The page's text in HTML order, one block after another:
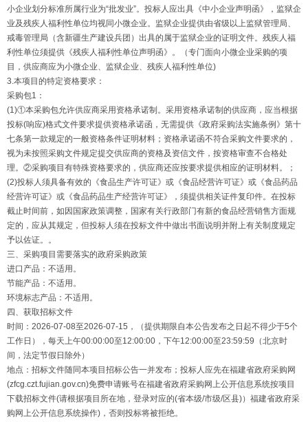
小企业划分标准所属行业为“批发业”。投标人应出具《中小企业声明函》，监狱企
业及残疾人福利性单位均视同小微企业。监狱企业提供由省级以上监狱管理局、
戒毒管理局（含新疆生产建设兵团）出具的属于监狱企业的证明文件。残疾人福
利性单位须提供《残疾人福利性单位声明函》。（专门面向小微企业采购的项
目，供应商应为小微企业、监狱企业、残疾人福利性单位)
3.本项目的特定资格要求：
采购包1：
(1)①本采购包允许供应商采用资格承诺制。采用资格承诺制的供应商，应当根据
投标(响应)格式文件要求提供资格承诺函，无需提供《政府采购法实施条例》第十
七条第一款规定的一般资格条件证明材料；资格承诺函不符合采购文件要求的，
视为未按照采购文件规定提交供应商的资格及资信文件，按资格审查不合格处
理。②采购项目有特殊资格要求的，供应商还应按要求提供相应的证明材料。；
(2)投标人须具备有效的《食品生产许可证》或《食品经营许可证》或《食品药品
经营许可证》或《食品药品生产经营许可证》，须提供相关证件复印件。在投标
截止时间前，如因国家政策调整，国家有关行政部门有新的食品经营销售方面规
定的，应从其规定，但投标人须在投标文件中做出书面说明并附上有关制度规定
予以佐证。。
三、采购项目需要落实的政府采购政策
进口产品：不适用。
节能产品：不适用。
环境标志产品：不适用。
四、获取招标文件
时间：2026-07-08至2026-07-15，（提供期限自本公告发布之日起不得少于5个
工作日），每天上午00:00:00至12:00:00，下午12:00:00至23:59:59（北京时
间，法定节假日除外）
地点：招标文件随同本项目招标公告一并发布；投标人应先在福建省政府采购网
(zfcg.czt.fujian.gov.cn)免费申请账号在福建省政府采购网上公开信息系统按项目
下载招标文件(请根据项目所在地，登录对应的(省本级/市级/区县)）福建省政府采
购网上公开信息系统操作)，否则投标将被拒绝。